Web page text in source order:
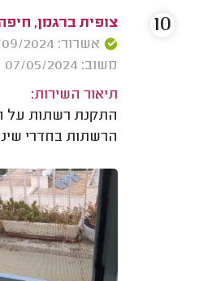
צופית ברגמן,
אשרור: 05/09/2024
משוב: 07/05/2024
תיאור השירות:
התקנת רשתות על
הרשתות בחדרי
10